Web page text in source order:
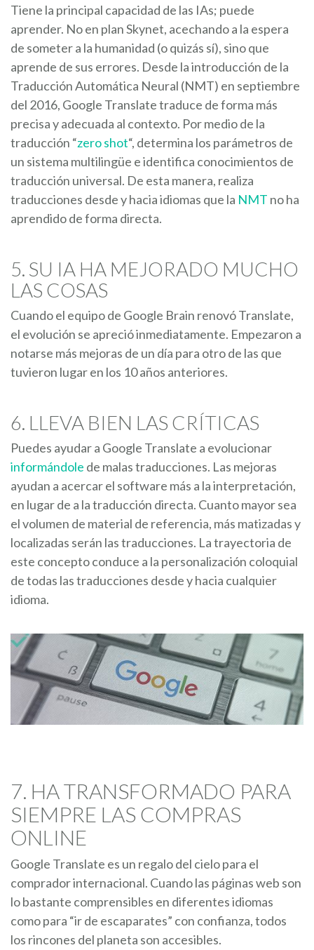
Tiene la principal capacidad de las IAs; puede
aprender. No en plan Skynet, acechando a la espera
de someter a la humanidad (o quizás sí), sino que
aprende de sus errores. Desde la introducción de la
Traducción Automática Neural (NMT) en septiembre
del 2016, Google Translate traduce de forma más
precisa y adecuada al contexto. Por medio de la
traducción “zero shot“, determina los parámetros de
un sistema multilingüe e identifica conocimientos de
traducción universal. De esta manera, realiza
traducciones desde y hacia idiomas que la NMT no ha
aprendido de forma directa.
5. SU IA HA MEJORADO MUCHO
LAS COSAS
Cuando el equipo de Google Brain renovó Translate,
el evolución se apreció inmediatamente. Empezaron a
notarse más mejoras de un día para otro de las que
tuvieron lugar en los 10 años anteriores.
6. LLEVA BIEN LAS CRÍTICAS
Puedes ayudar a Google Translate a evolucionar
informándole de malas traducciones. Las mejoras
ayudan a acercar el software más a la interpretación,
en lugar de a la traducción directa. Cuanto mayor sea
el volumen de material de referencia, más matizadas y
localizadas serán las traducciones. La trayectoria de
este concepto conduce a la personalización coloquial
de todas las traducciones desde y hacia cualquier
idioma.
7. HA TRANSFORMADO PARA
SIEMPRE LAS COMPRAS
ONLINE
Google Translate es un regalo del cielo para el
comprador internacional. Cuando las páginas web son
lo bastante comprensibles en diferentes idiomas
como para “ir de escaparates” con confianza, todos
los rincones del planeta son accesibles.